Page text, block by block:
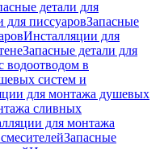
детали для
для писсуаровЗапасные
Инсталляции для
Запасные детали для
водоотводом в
систем и
для монтажа душевых
сливных
для монтажа
Запасные